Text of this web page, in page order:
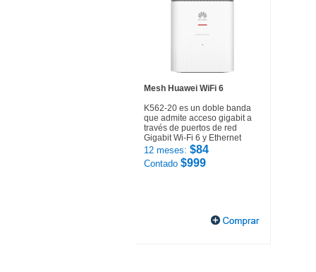
Mesh Huawei WiFi 6
K562-20 es un doble banda
que admite acceso gigabit a
través de puertos de red
Gigabit Wi-Fi 6 y Ethernet
12 meses: $84
Contado $999